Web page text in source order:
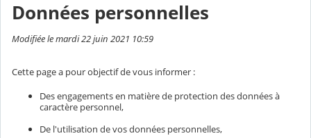
Données personnelles
Modifiée le mardi 22 juin 2021 10:59
Cette page a pour objectif de vous informer :
Des engagements en matière de protection des données à
caractère personnel,
De l'utilisation de vos données personnelles,